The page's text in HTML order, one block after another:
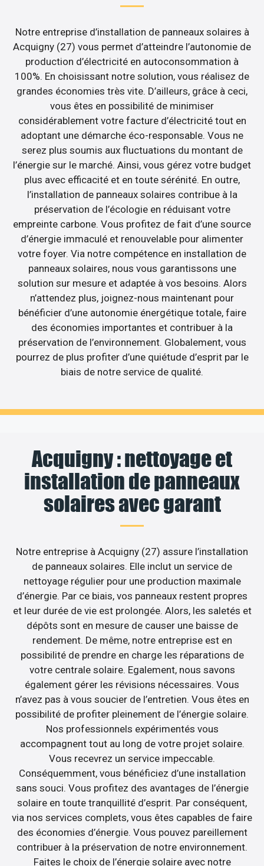
Notre entreprise d’installation de panneaux solaires à
Acquigny (27) vous permet d’atteindre l’autonomie de
production d’électricité en autoconsommation à
100%. En choisissant notre solution, vous réalisez de
grandes économies très vite. D’ailleurs, grâce à ceci,
vous êtes en possibilité de minimiser
considérablement votre facture d’électricité tout en
adoptant une démarche éco-responsable. Vous ne
serez plus soumis aux fluctuations du montant de
l’énergie sur le marché. Ainsi, vous gérez votre budget
plus avec efficacité et en toute sérénité. En outre,
l’installation de panneaux solaires contribue à la
préservation de l’écologie en réduisant votre
empreinte carbone. Vous profitez de fait d’une source
d’énergie immaculé et renouvelable pour alimenter
votre foyer. Via notre compétence en installation de
panneaux solaires, nous vous garantissons une
solution sur mesure et adaptée à vos besoins. Alors
n’attendez plus, joignez-nous maintenant pour
bénéficier d’une autonomie énergétique totale, faire
des économies importantes et contribuer à la
préservation de l’environnement. Globalement, vous
pourrez de plus profiter d’une quiétude d’esprit par le
biais de notre service de qualité.
Acquigny : nettoyage et
installation de panneaux
solaires avec garant
Notre entreprise à Acquigny (27) assure l’installation
de panneaux solaires. Elle inclut un service de
nettoyage régulier pour une production maximale
d’énergie. Par ce biais, vos panneaux restent propres
et leur durée de vie est prolongée. Alors, les saletés et
dépôts sont en mesure de causer une baisse de
rendement. De même, notre entreprise est en
possibilité de prendre en charge les réparations de
votre centrale solaire. Egalement, nous savons
également gérer les révisions nécessaires. Vous
n’avez pas à vous soucier de l’entretien. Vous êtes en
possibilité de profiter pleinement de l’énergie solaire.
Nos professionnels expérimentés vous
accompagnent tout au long de votre projet solaire.
Vous recevrez un service impeccable.
Conséquemment, vous bénéficiez d’une installation
sans souci. Vous profitez des avantages de l’énergie
solaire en toute tranquillité d’esprit. Par conséquent,
via nos services complets, vous êtes capables de faire
des économies d’énergie. Vous pouvez pareillement
contribuer à la préservation de notre environnement.
Faites le choix de l’énergie solaire avec notre